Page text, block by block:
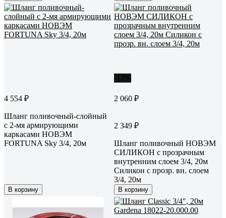
4 554 ₽
Шланг поливочный-слойный
с 2-мя армирующими
каркасами НОВЭМ
FORTUNA Sky 3/4, 20м
В корзину
2 060 ₽
2 349 ₽
Шланг поливочный НОВЭМ
СИЛИКОН с прозрачным
внутренним слоем 3/4, 20м
Силикон с прозр. вн. слоем
3/4, 20м
В корзину